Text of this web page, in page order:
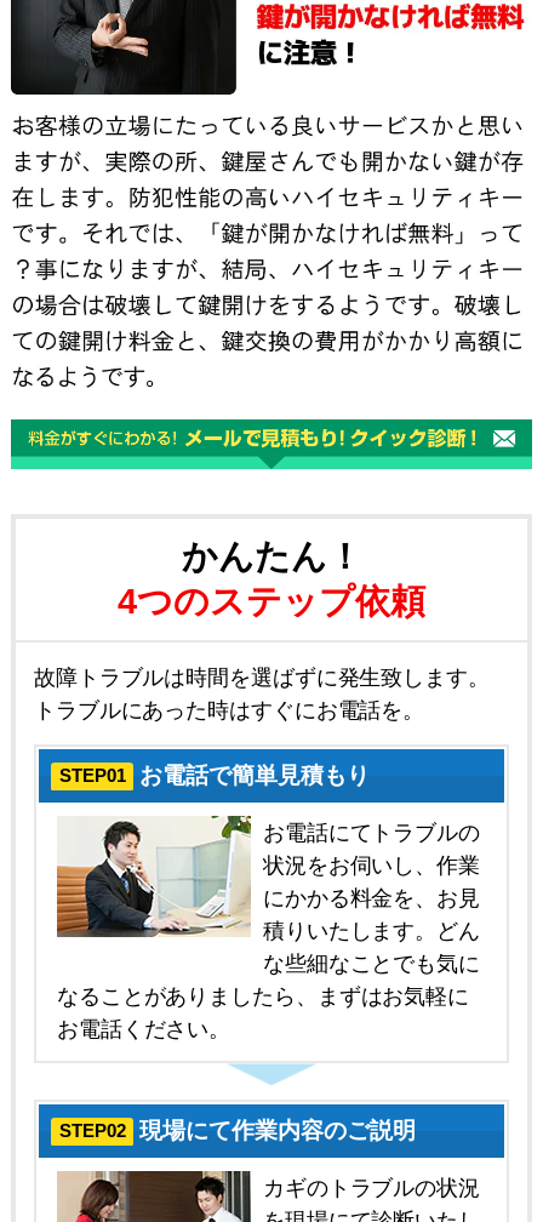
かんたん！
4つのステップ依頼
故障トラブルは時間を選ばずに発生致します。
トラブルにあった時はすぐにお電話を。
STEP01 お電話で簡単見積もり
お電話にてトラブルの
状況をお伺いし、作業
にかかる料金を、お見
積りいたします。どん
な些細なことでも気に
なることがありましたら、まずはお気軽に
お電話ください。
STEP02 現場にて作業内容のご説明
カギのトラブルの状況